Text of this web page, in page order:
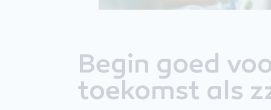
Begin goed
toekomst als